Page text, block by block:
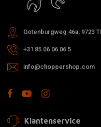
Gotenburgweg 46a, 9723
+31 85 06 06 06 5
info@choppershop.com
Klantenservice